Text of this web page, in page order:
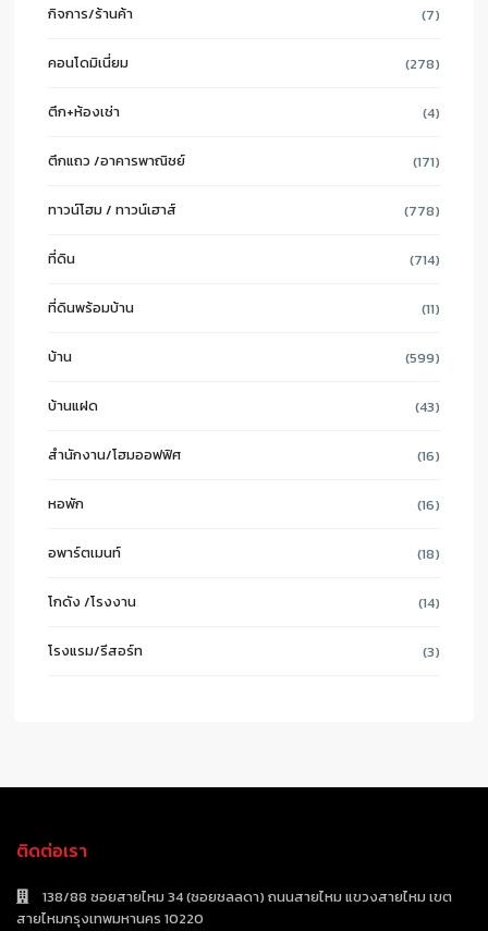
กิจการ/ร้านค้า (7)
คอนโดมิเนี่ยม (278)
ตึก+ห้องเช่า (4)
ตึกแถว /อาคารพาณิชย์ (171)
ทาวน์โฮม / ทาวน์เฮาส์ (778)
ที่ดิน (714)
ที่ดินพร้อมบ้าน (11)
บ้าน (599)
บ้านแฝด (43)
สำนักงาน/โฮมออฟฟิศ (16)
หอพัก (16)
อพาร์ตเมนท์ (18)
โกดัง /โรงงาน (14)
โรงแรม/รีสอร์ท (3)
ติดต่อเรา
138/88 ซอยสายไหม 34 (ซอยชลลดา) ถนนสายไหม แขวงสายไหม เขต
สายไหมกรุงเทพมหานคร 10220